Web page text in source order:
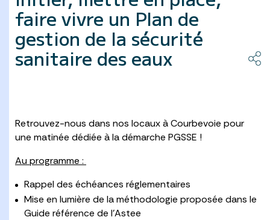
faire vivre un Plan de
gestion de la sécurité
sanitaire des eaux
Retrouvez-nous dans nos locaux à Courbevoie pour
une matinée dédiée à la démarche PGSSE !
Au programme :
Rappel des échéances réglementaires
Mise en lumière de la méthodologie proposée dans le
Guide référence de l’Astee